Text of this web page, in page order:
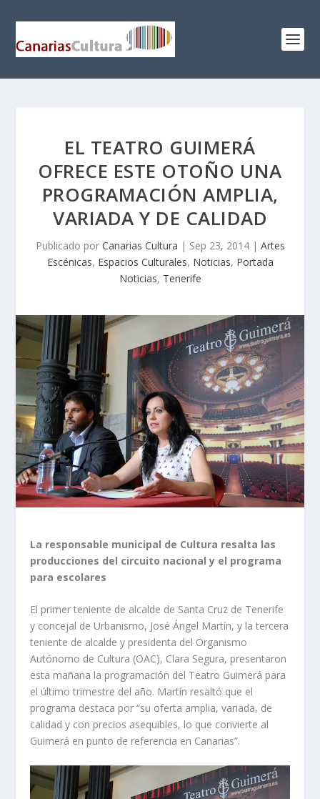
EL TEATRO GUIMERÁ
OFRECE ESTE OTOÑO UNA
PROGRAMACIÓN AMPLIA,
VARIADA Y DE CALIDAD
Publicado por Canarias Cultura | Sep 23, 2014| Artes
Escénicas, Espacios Culturales, Noticias, Portada
Noticias, Tenerife
La responsable municipal de Cultura resalta las
producciones del circuito nacional y el programa
para escolares
El primer teniente de alcalde de Santa Cruz de Tenerife
y concejal de Urbanismo, José Ángel Martín, y la tercera
teniente de alcalde y presidenta del Organismo
Autónomo de Cultura (OAC), Clara Segura, presentaron
esta mañana la programación del Teatro Guimerá para
el último trimestre del año. Martín resaltó que el
programa destaca por “su oferta amplia, variada, de
calidad y con precios asequibles, lo que convierte al
Guimerá en punto de referencia en Canarias”.